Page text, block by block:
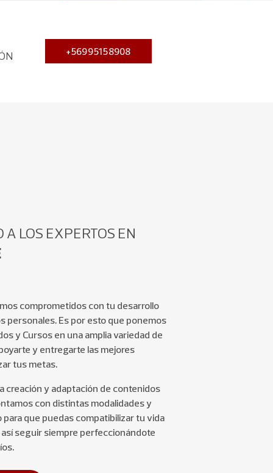
+56995158908
A LOS EXPERTOS EN
comprometidos con tu desarrollo
personales. Es por esto que ponemos
y Cursos en una amplia variedad de
y entregarte las mejores
tus metas.
creación y adaptación de contenidos
con distintas modalidades y
que puedas compatibilizar tu vida
seguir siempre perfeccionándote